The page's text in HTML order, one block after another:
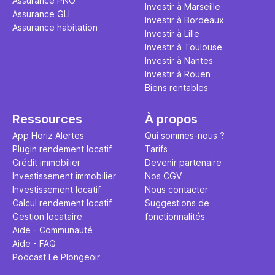
Assurance GLI
Assurance habitation
Investir à Marseille
Investir à Bordeaux
Investir à Lille
Investir à Toulouse
Investir à Nantes
Investir à Rouen
Biens rentables
Ressources
App Horiz Alertes
Plugin rendement locatif
Crédit immobilier
Investissement immobilier
Investissement locatif
Calcul rendement locatif
Gestion locataire
Aide - Communauté
Aide - FAQ
Podcast Le Plongeoir
À propos
Qui sommes-nous ?
Tarifs
Devenir partenaire
Nos CGV
Nous contacter
Suggestions de
fonctionnalités